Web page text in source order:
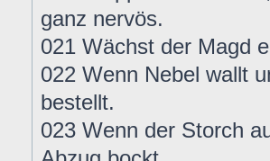
ganz nervös.
021 Wächst der Magd
022 Wenn Nebel wallt
bestellt.
023 Wenn der Storch